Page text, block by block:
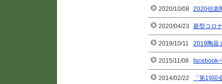
2020/10/08 2020信楽
2020/04/23 新型コロ
2019/10/11 2019陶器
2015/11/08 facebook
2014/02/22 「第19